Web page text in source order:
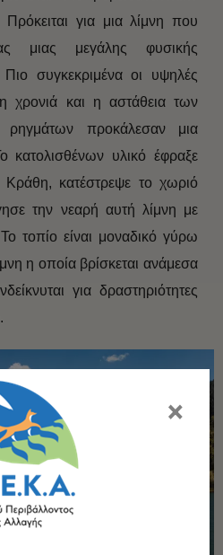
για μια λίμνη που
μιας μεγάλης φυσικής
συγκεκριμένα οι υψηλές
χρονιά και η αστάθεια των
ρηγμάτων προκάλεσαν μια
κατολισθένων υλικό έφραξε
κατέστρεψε το χωριό
την νεαρή αυτή λίμνη με
τοπίο είναι μοναδικό γύρω
η οποία βρίσκεται ανάμεσα
για δραστηριότητες
×